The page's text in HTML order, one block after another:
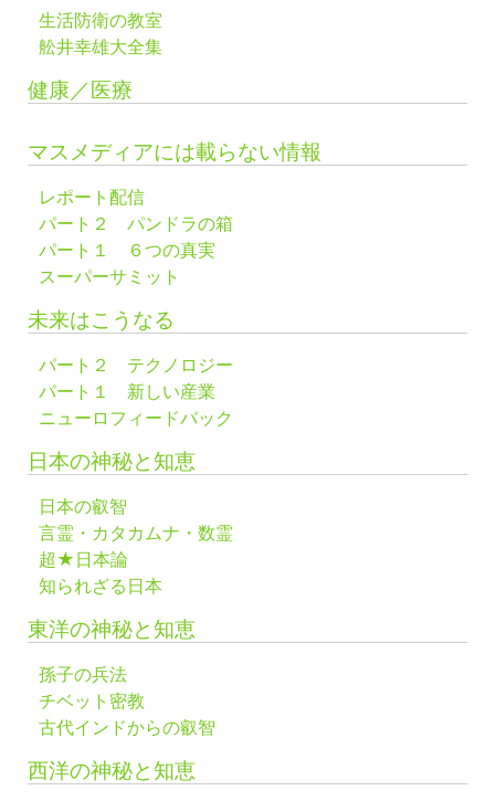
生活防衛の教室
舩井幸雄大全集
健康／医療
マスメディアには載らない情報
レポート配信
パート２ パンドラの箱
パート１ ６つの真実
スーパーサミット
未来はこうなる
パート２ テクノロジー
パート１ 新しい産業
ニューロフィードバック
日本の神秘と知恵
日本の叡智
言霊・カタカムナ・数霊
超★日本論
知られざる日本
東洋の神秘と知恵
孫子の兵法
チベット密教
古代インドからの叡智
西洋の神秘と知恵